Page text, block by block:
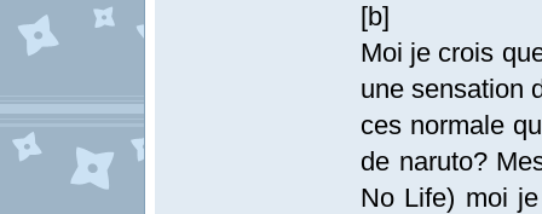
[b]
Moi je crois
une sensation
ces normale
de naruto?
No Life) moi